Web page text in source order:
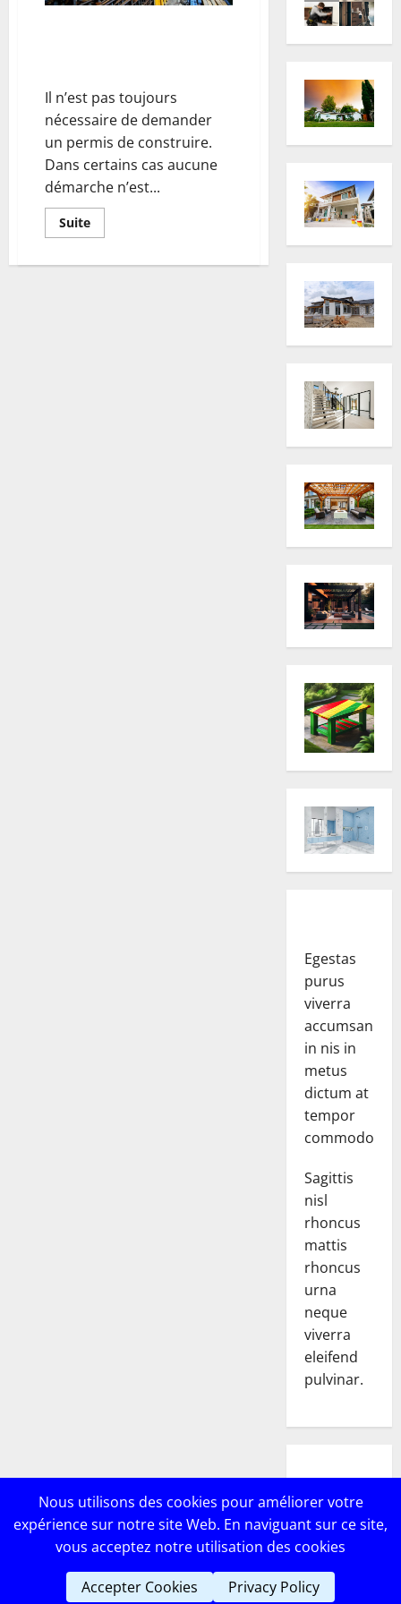
Il n’est pas toujours
nécessaire de demander
un permis de construire.
Dans certains cas aucune
démarche n’est...
SuiteEn
savoir
Travaux
Egestas
purus
viverra
accumsan
in nis in
metus
dictum at
tempor
commodo.
Sagittis
nisl
rhoncus
mattis
rhoncus
urna
neque
viverra
eleifend
pulvinar.
POSTS
Copyright © Lebricomag| MoreNews par AF themes
Nous utilisons des cookies pour améliorer votre
expérience sur notre site Web. En naviguant sur ce site,
vous acceptez notre utilisation des cookies
Accepter Cookies Privacy Policy